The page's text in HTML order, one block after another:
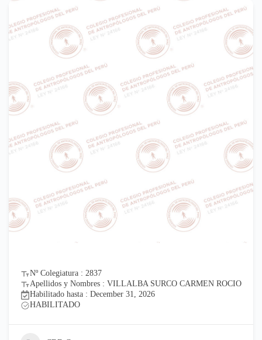
Nº Colegiatura : 2837
Apellidos y Nombres : VILLALBA SURCO CARMEN ROCIO
Habilitado hasta : December 31, 2026
HABILITADO